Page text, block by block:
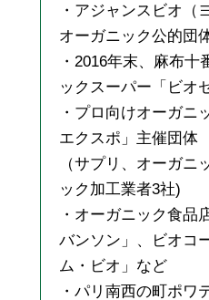
・アジャンスビオ（
オーガニック公的団体
・2016年末、麻布
ックスーパー「ビオ
・プロ向けオーガニ
エクスポ」主催団体
（サプリ、オーガニ
ック加工業者3社)
・オーガニック食品
バンソン」、ビオコ
ム・ビオ」など
・パリ南西の町ポワ